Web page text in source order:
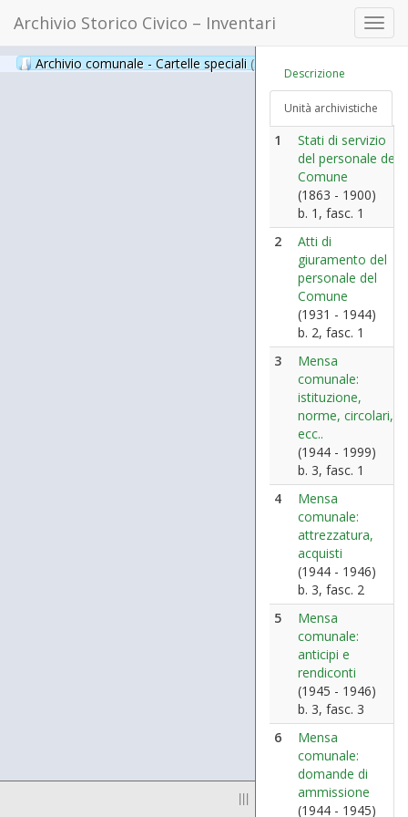
Archivio Storico Civico – Inventari
Archivio comunale - Cartelle speciali (397)
|||
Descrizione
Unità archivistiche
1
Stati di servizio
del personale del
Comune
(1863 - 1900)
b. 1, fasc. 1
2
Atti di
giuramento del
personale del
Comune
(1931 - 1944)
b. 2, fasc. 1
3
Mensa
comunale:
istituzione,
norme, circolari,
ecc..
(1944 - 1999)
b. 3, fasc. 1
4
Mensa
comunale:
attrezzatura,
acquisti
(1944 - 1946)
b. 3, fasc. 2
5
Mensa
comunale:
anticipi e
rendiconti
(1945 - 1946)
b. 3, fasc. 3
6
Mensa
comunale:
domande di
ammissione
(1944 - 1945)